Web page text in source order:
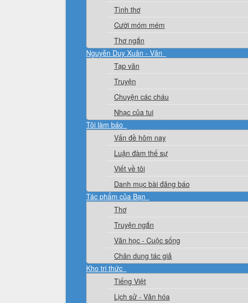
Tình thơ
Cười móm mém
Thơ ngắn
Nguyễn Duy Xuân - Văn
Tạp văn
Truyện
Chuyện các cháu
Nhạc của tui
Tôi làm báo
Vấn đề hôm nay
Luận đàm thế sự
Viết về tôi
Danh mục bài đăng báo
Tác phẩm của Bạn
Thơ
Truyện ngắn
Văn học - Cuộc sống
Chân dung tác giả
Kho tri thức
Tiếng Việt
Lịch sử - Văn hóa